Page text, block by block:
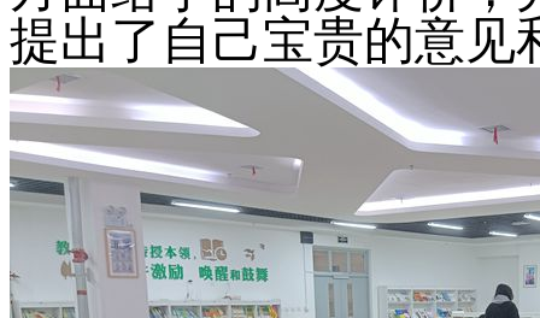
提出了自己宝贵的意见